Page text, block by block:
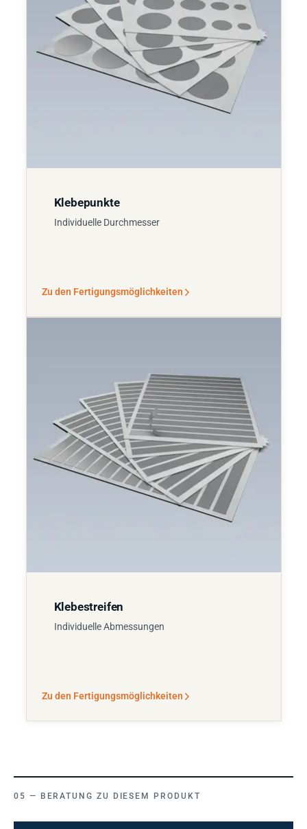
Klebepunkte
Individuelle Durchmesser
Zu den Fertigungsmöglichkeiten
Klebestreifen
Individuelle Abmessungen
Zu den Fertigungsmöglichkeiten
BERATUNG ZU DIESEM PRODUKT